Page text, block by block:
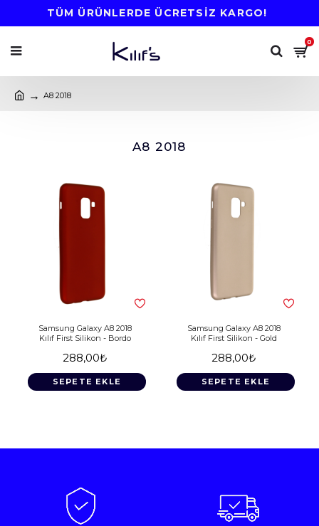
TÜM ÜRÜNLERDE ÜCRETSİZ KARGO!
0
A8 2018
A8 2018
Samsung Galaxy A8 2018
Kılıf First Silikon - Bordo
288,00₺
SEPETE EKLE
Samsung Galaxy A8 2018
Kılıf First Silikon - Gold
288,00₺
SEPETE EKLE